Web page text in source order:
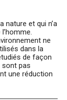
nature et qui n’a
ne
dans la
de façon
sont pas
une réduction